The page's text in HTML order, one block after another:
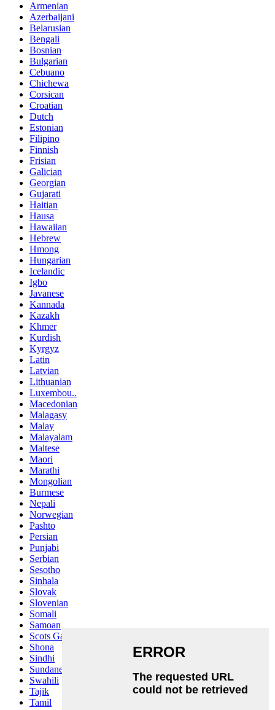
Armenian
Azerbaijani
Belarusian
Bengali
Bosnian
Bulgarian
Cebuano
Chichewa
Corsican
Croatian
Dutch
Estonian
Filipino
Finnish
Frisian
Galician
Georgian
Gujarati
Haitian
Hausa
Hawaiian
Hebrew
Hmong
Hungarian
Icelandic
Igbo
Javanese
Kannada
Kazakh
Khmer
Kurdish
Kyrgyz
Latin
Latvian
Lithuanian
Luxembou..
Macedonian
Malagasy
Malay
Malayalam
Maltese
Maori
Marathi
Mongolian
Burmese
Nepali
Norwegian
Pashto
Persian
Punjabi
Serbian
Sesotho
Sinhala
Slovak
Slovenian
Somali
Samoan
Scots Gaelic
Shona
Sindhi
Sundanese
Swahili
Tajik
Tamil